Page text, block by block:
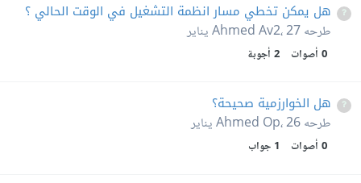
هل يمكن تخطي مسار انظمة التشغيل في الوقت الحالي ؟
طرحه Ahmed Av2،27 يناير
0 أصوات 2 أجوبة
هل الخوارزمية صحيحة؟
طرحه Ahmed Op،26 يناير
0 أصوات 1 جواب